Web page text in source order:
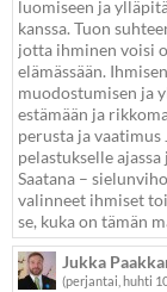
luomiseen ja
kanssa. Tuon
jotta ihminen voisi
elämässään.
muodostumisen ja
estämään ja
perusta ja
pelastukselle
Saatana –
valinneet ihmiset
se, kuka on tämän
Jukka
(perjantai, huhti